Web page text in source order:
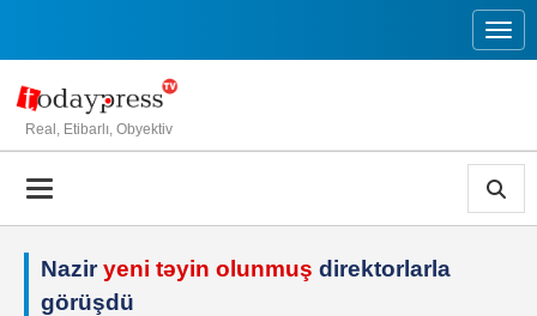
Real, Etibarlı, Obyektiv
Naziryeni təyin olunmuş direktorlarla
görüşdü